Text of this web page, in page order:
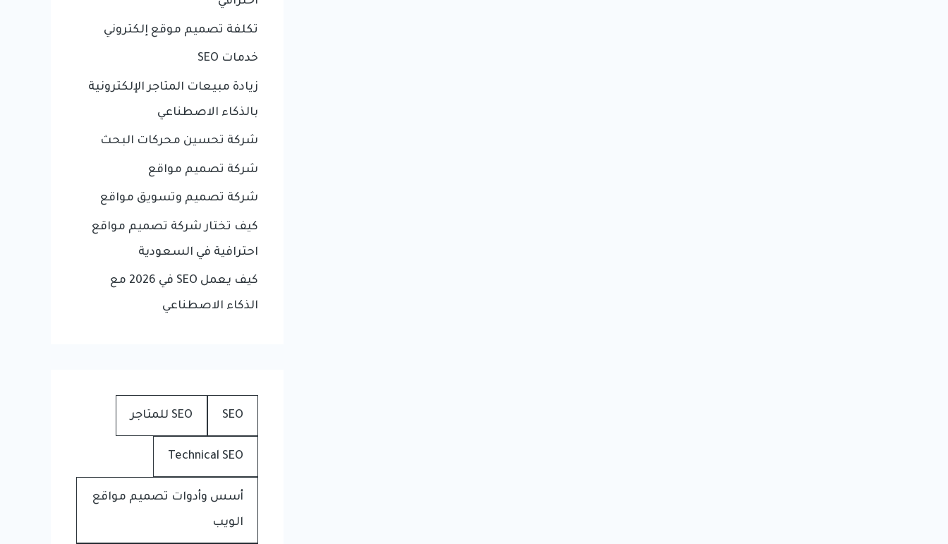
تكلفة تصميم موقع إلكتروني
خدمات SEO
زيادة مبيعات المتاجر الإلكترونية
بالذكاء الاصطناعي
شركة تحسين محركات البحث
شركة تصميم مواقع
شركة تصميم وتسويق مواقع
كيف تختار شركة تصميم مواقع
احترافية في السعودية
كيف يعمل SEO في 2026 مع
الذكاء الاصطناعي
SEO SEO للمتاجر
Technical SEO
أسس وأدوات تصميم مواقع
الويب